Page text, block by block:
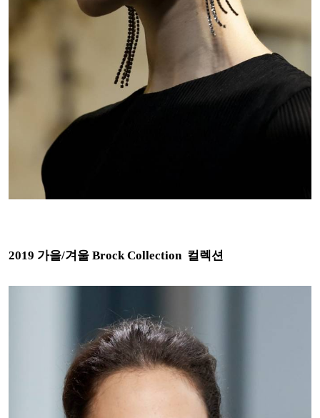
2019 가을/겨울 Brock Collection 컬렉션